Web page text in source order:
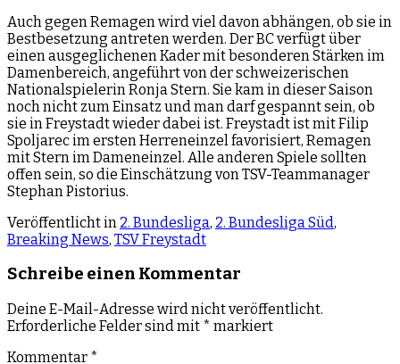
Auch gegen Remagen wird viel davon abhängen, ob sie in
Bestbesetzung antreten werden. Der BC verfügt über
einen ausgeglichenen Kader mit besonderen Stärken im
Damenbereich, angeführt von der schweizerischen
Nationalspielerin Ronja Stern. Sie kam in dieser Saison
noch nicht zum Einsatz und man darf gespannt sein, ob
sie in Freystadt wieder dabei ist. Freystadt ist mit Filip
Spoljarec im ersten Herreneinzel favorisiert, Remagen
mit Stern im Dameneinzel. Alle anderen Spiele sollten
offen sein, so die Einschätzung von TSV-Teammanager
Stephan Pistorius.
Veröffentlicht in 2. Bundesliga, 2. Bundesliga Süd,
Breaking News, TSV Freystadt
Schreibe einen Kommentar
Deine E-Mail-Adresse wird nicht veröffentlicht.
Erforderliche Felder sind mit * markiert
Kommentar *